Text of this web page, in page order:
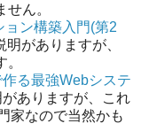
ん。
ン構築入門(第2
がありますが、
る最強Webシステ
ありますが、これ
家なので当然かも